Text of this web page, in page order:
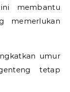
membantu
memerlukan
umur
tetap